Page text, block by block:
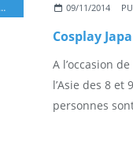
,MANGA
09/11/2014
Cosplay
A l’occasion
l’Asie des 8 et
personnes